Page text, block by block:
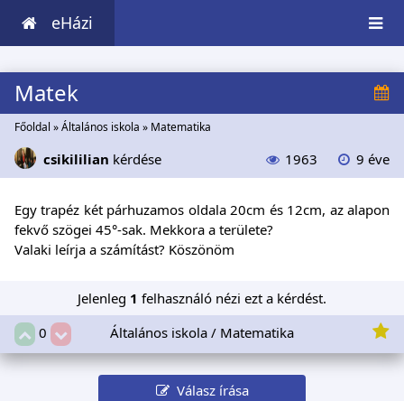
eHázi
Matek
Főoldal »Általános iskola » Matematika
csikililian kérdése 1963 9 éve
Egy trapéz két párhuzamos oldala 20cm és 12cm, az alapon
fekvő szögei 45°-sak. Mekkora a területe?
Valaki leírja a számítást? Köszönöm
Jelenleg 1 felhasználó nézi ezt a kérdést.
0
Általános iskola / Matematika
Válasz írása